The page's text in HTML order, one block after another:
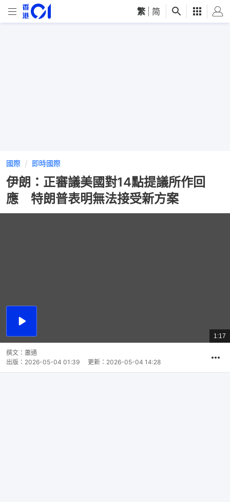
繁 简
國際 即時國際
伊朗：正審議美國對14點提議所作回
應 特朗普表明無法接受新方案
播
總
共
1:17
撰文： 蕭通
出版： 2026-05-04 01:39 更新： 2026-05-04 14:28